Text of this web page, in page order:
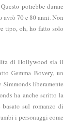
potrebbe durare
avrò 70 e 80 anni. Non
tipo, oh, ho fatto solo
di Hollywood sia il
Gemma Bovery, un
liberamente
ha anche scritto la
basato sul romanzo di
i personaggi come